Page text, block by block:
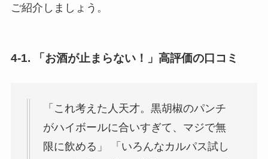
ご紹介しましょう。
4-1. 「お酒が止まらない！」高評価の口コミ
「これ考えた人天才。黒胡椒のパンチ
がハイボールに合いすぎて、マジで無
限に飲める」 「いろんなカルパス試し